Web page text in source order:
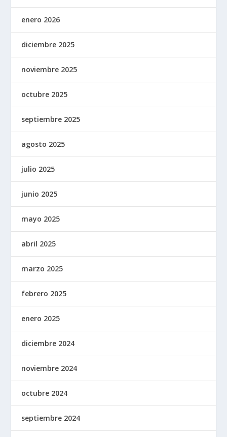
enero 2026
diciembre 2025
noviembre 2025
octubre 2025
septiembre 2025
agosto 2025
julio 2025
junio 2025
mayo 2025
abril 2025
marzo 2025
febrero 2025
enero 2025
diciembre 2024
noviembre 2024
octubre 2024
septiembre 2024